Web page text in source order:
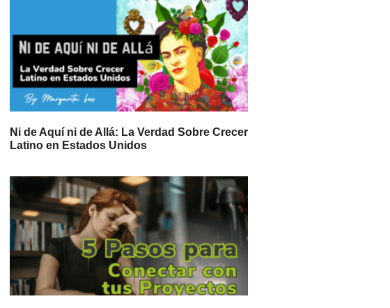
Ni de Aquí ni de Allá: La Verdad Sobre Crecer
Latino en Estados Unidos